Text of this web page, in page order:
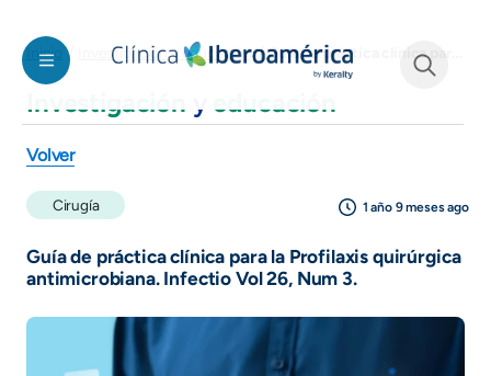
Inicio Investigación y educación Guía de práctica clínica para la Profilaxis quirúrgica antimicrobiana. Infectio Vol 26, Num 3.
Investigación y educación
Volver
Cirugía
Guía de práctica clínica para la Profilaxis quirúrgica
antimicrobiana. Infectio Vol 26, Num 3.
1 año 9 meses ago